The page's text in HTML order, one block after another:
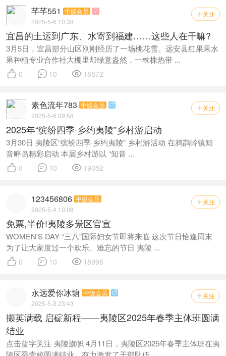
 关注
芊芊551 中级会员 
2025-5-6 10:38
宜昌的土运到广东、水寄到福建……这些人在干嘛?
3月5日，宜昌部分山区刚刚经历了一场桃花雪。远安县红果果水
果种植专业合作社大棚里却绿意盎然，一株株热带 ...
 0  10  18872
 关注
素色流年783 中级会员 
2025-5-6 09:58
2025年“缤纷四季·乡约夷陵”乡村游启动
3月30日 夷陵区“缤纷四季·乡约夷陵” 乡村游活动 在鸦鹊岭镇知
音畔岛精彩启动 本届乡村游以 “知音 ...
 0  10  19052
 关注
123456806 中级会员
2025-5-4 10:08
免票,半价!夷陵多景区官宣
WOMEN'S DAY “三八”国际妇女节即将来临 这次节日恰逢周末
为了让大家度过一个欢乐、难忘的节日 夷陵 ...
 0  10  18996
 关注
永远爱你冰塘 中级会员 
2025-5-3 23:43
撷英满载 启碇新程——夷陵区2025年春季主体班圆满
结业
点击蓝字关注 夷陵旗帜 4月11日，夷陵区2025年春季主体班在夷